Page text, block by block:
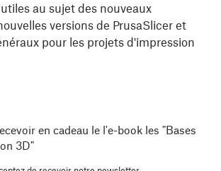
au sujet des nouveaux
versions de PrusaSlicer et
pour les projets d'impression
en cadeau le l'e-book les "Bases
3D"